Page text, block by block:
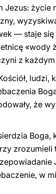
życie
— staje
«wody
z
ludzi,
że
Boga,
w